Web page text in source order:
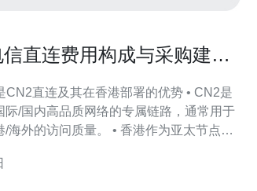
直连费用构成与采购建议
CN2直连及其在香港部署的优势 • CN2是
际/国内高品质网络的专属链路，通常用于
/海外的访问质量。 • 香港作为亚太节点，
分清线路类型（例如CN2 GIA/CTG），